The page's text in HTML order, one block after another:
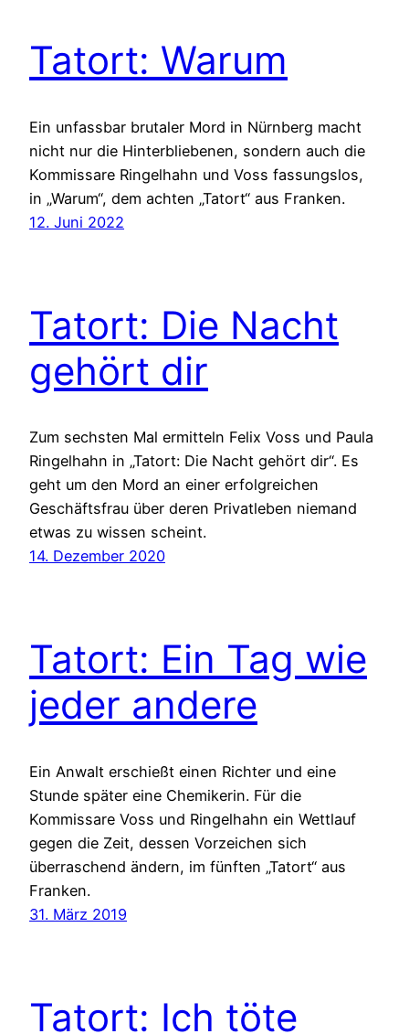
Tatort: Warum
Ein unfassbar brutaler Mord in Nürnberg macht
nicht nur die Hinterbliebenen, sondern auch die
Kommissare Ringelhahn und Voss fassungslos,
in „Warum“, dem achten „Tatort“ aus Franken.
12. Juni 2022
Tatort: Die Nacht
gehört dir
Zum sechsten Mal ermitteln Felix Voss und Paula
Ringelhahn in „Tatort: Die Nacht gehört dir“. Es
geht um den Mord an einer erfolgreichen
Geschäftsfrau über deren Privatleben niemand
etwas zu wissen scheint.
14. Dezember 2020
Tatort: Ein Tag wie
jeder andere
Ein Anwalt erschießt einen Richter und eine
Stunde später eine Chemikerin. Für die
Kommissare Voss und Ringelhahn ein Wettlauf
gegen die Zeit, dessen Vorzeichen sich
überraschend ändern, im fünften „Tatort“ aus
Franken.
31. März 2019
Tatort: Ich töte